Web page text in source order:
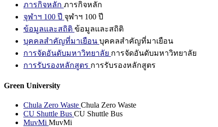
ภารกิจหลัก ภารกิจหลัก
จุฬาฯ 100 ปี จุฬาฯ 100 ปี
ข้อมูลและสถิติ ข้อมูลและสถิติ
บุคคลสำคัญที่มาเยือน บุคคลสำคัญที่มาเยือน
การจัดอันดับมหาวิทยาลัย การจัดอันดับมหาวิทยาลัย
การรับรองหลักสูตร การรับรองหลักสูตร
Green University
Chula Zero Waste Chula Zero Waste
CU Shuttle Bus CU Shuttle Bus
MuvMi MuvMi